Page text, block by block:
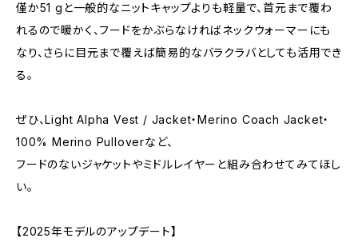
僅か51 gと一般的なニットキャップよりも軽量で、首元まで覆わ
れるので暖かく、フードをかぶらなければネックウォーマーにも
なり、さらに目元まで覆えば簡易的なバラクラバとしても活用でき
る。
ぜひ、Light Alpha Vest / Jacket・Merino Coach Jacket・
100% Merino Pulloverなど、
フードのないジャケットやミドルレイヤーと組み合わせてみてほし
い。
【2025年モデルのアップデート】